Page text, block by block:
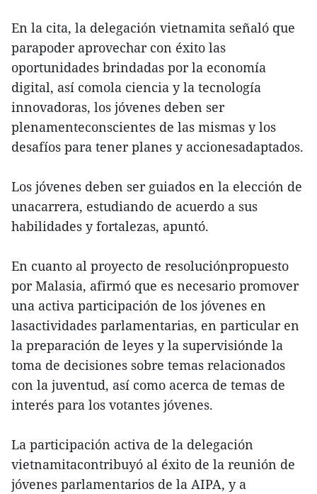
En la cita, la delegación vietnamita señaló que
parapoder aprovechar con éxito las
oportunidades brindadas por la economía
digital, así comola ciencia y la tecnología
innovadoras, los jóvenes deben ser
plenamenteconscientes de las mismas y los
desafíos para tener planes y accionesadaptados.
Los jóvenes deben ser guiados en la elección de
unacarrera, estudiando de acuerdo a sus
habilidades y fortalezas, apuntó.
En cuanto al proyecto de resoluciónpropuesto
por Malasia, afirmó que es necesario promover
una activa participación de los jóvenes en
lasactividades parlamentarias, en particular en
la preparación de leyes y la supervisiónde la
toma de decisiones sobre temas relacionados
con la juventud, así como acerca de temas de
interés para los votantes jóvenes.
La participación activa de la delegación
vietnamitacontribuyó al éxito de la reunión de
jóvenes parlamentarios de la AIPA, y a